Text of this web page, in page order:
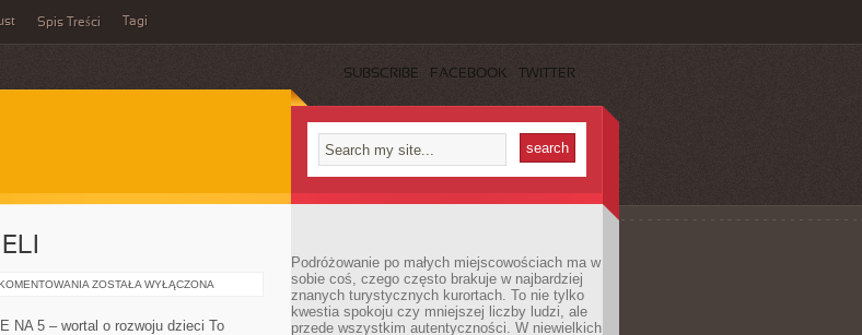
Spis Treści Tagi
SUBSCRIBE FACEBOOK TWITTER
INSPIRACJE
ZOSTAŁA WYŁĄCZONA
NA 5 – wortal o rozwoju dzieci To
Podróżowanie po małych miejscowościach ma w
sobie coś, czego często brakuje w najbardziej
znanych turystycznych kurortach. To nie tylko
kwestia spokoju czy mniejszej liczby ludzi, ale
przede wszystkim autentyczności. W niewielkich